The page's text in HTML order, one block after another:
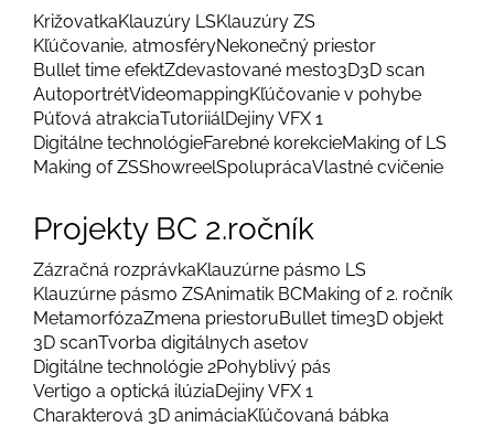
KrižovatkaKlauzúry LSKlauzúry ZS
Kľúčovanie, atmosféryNekonečný priestor
Bullet time efektZdevastované mesto3D3D scan
AutoportrétVideomappingKľúčovanie v pohybe
Púťová atrakciaTutoriiálDejiny VFX 1
Digitálne technológieFarebné korekcieMaking of LS
Making of ZSShowreelSpoluprácaVlastné cvičenie
Projekty BC 2.ročník
Zázračná rozprávkaKlauzúrne pásmo LS
Klauzúrne pásmo ZSAnimatik BCMaking of 2. ročník
MetamorfózaZmena priestoruBullet time3D objekt
3D scanTvorba digitálnych asetov
Digitálne technológie 2Pohyblivý pás
Vertigo a optická ilúziaDejiny VFX 1
Charakterová 3D animáciaKľúčovaná bábka